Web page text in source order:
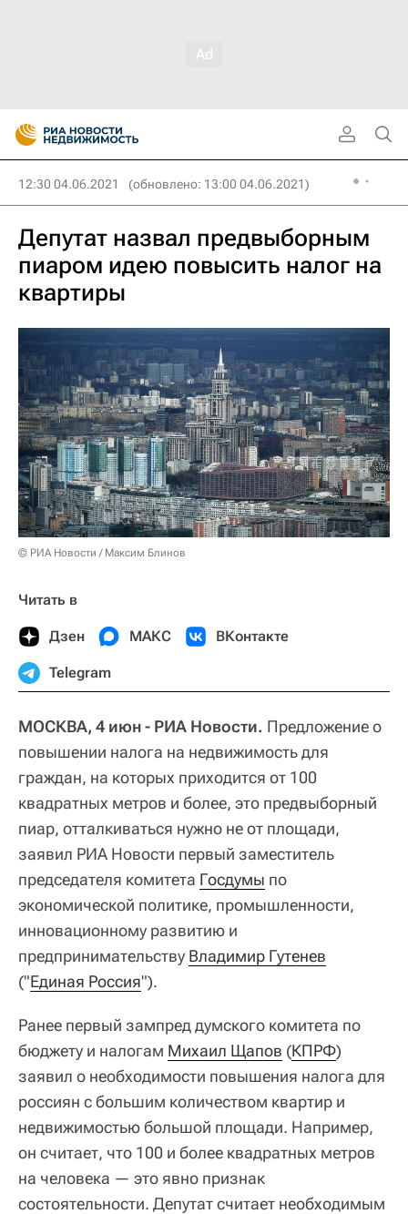
12:30 04.06.2021 (обновлено: 13:00 04.06.2021)
Депутат назвал предвыборным
пиаром идею повысить налог на
квартиры
© РИА Новости / Максим Блинов
Читать в
Дзен МАКС ВКонтакте
Telegram
МОСКВА, 4 июн - РИА Новости. Предложение о
повышении налога на недвижимость для
граждан, на которых приходится от 100
квадратных метров и более, это предвыборный
пиар, отталкиваться нужно не от площади,
заявил РИА Новости первый заместитель
председателя комитета Госдумы по
экономической политике, промышленности,
инновационному развитию и
предпринимательству Владимир Гутенев
("Единая Россия").
Ранее первый зампред думского комитета по
бюджету и налогам Михаил Щапов (КПРФ)
заявил о необходимости повышения налога для
россиян с большим количеством квартир и
недвижимостью большой площади. Например,
он считает, что 100 и более квадратных метров
на человека — это явно признак
состоятельности. Депутат считает необходимым